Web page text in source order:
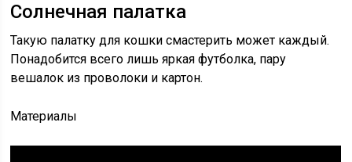
Солнечная палатка
Такую палатку для кошки смастерить может каждый.
Понадобится всего лишь яркая футболка, пару
вешалок из проволоки и картон.
Материалы